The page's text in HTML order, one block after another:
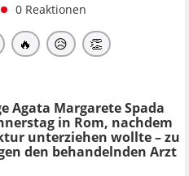
0 Reaktionen
🔥 😥 👏
Agata Margarete Spada
in Rom, nachdem
unterziehen wollte – zu
den behandelnden Arzt